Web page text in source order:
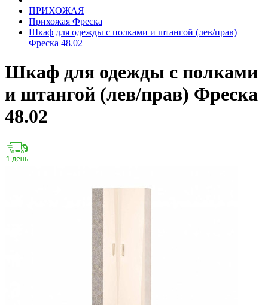
ПРИХОЖАЯ
Прихожая Фреска
Шкаф для одежды с полками и штангой (лев/прав)
Фреска 48.02
Шкаф для одежды с полками
и штангой (лев/прав) Фреска
48.02